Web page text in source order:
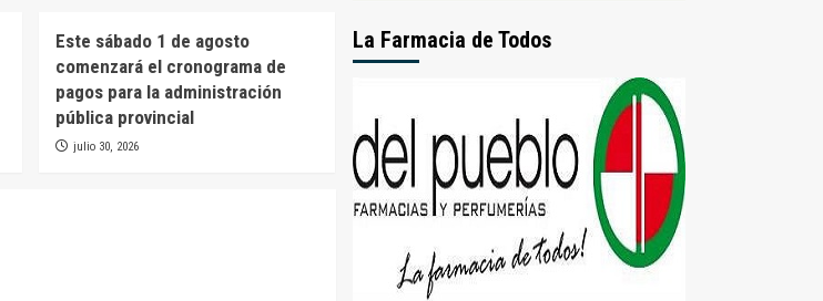
Este sábado 1 de agosto
comenzará el cronograma de
pagos para la administración
pública provincial
julio 30, 2026
La Farmacia de Todos